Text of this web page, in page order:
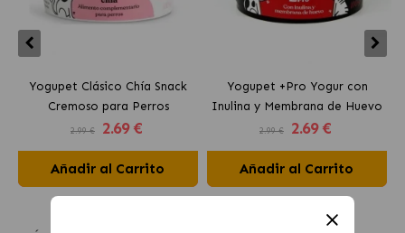
Yogupet Clásico Chía Snack
Cremoso para Perros
2.99 € 2.69 €
Añadir al Carrito
Yogupet +Pro Yogur con
Inulina y Membrana de Huevo
para Perros y Gatos
2.99 € 2.69 €
Añadir al Carrito